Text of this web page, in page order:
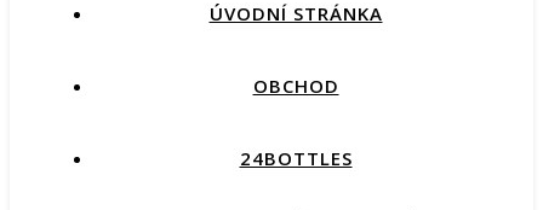
ÚVODNÍ STRÁNKA
OBCHOD
24BOTTLES